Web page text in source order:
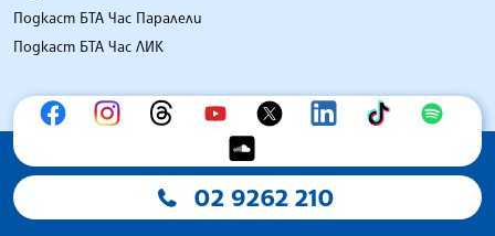
Подкаст БТА Час Паралели
Подкаст БТА Час ЛИК
02 9262 210